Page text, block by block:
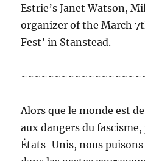
Estrie’s Janet Watson,
organizer of the March
Fest’ in Stanstead.
Alors que le monde est
aux dangers du
États-Unis, nous